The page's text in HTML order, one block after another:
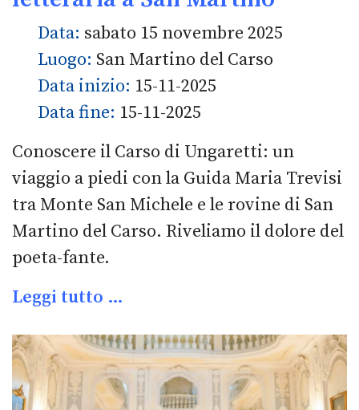
Data: sabato 15 novembre 2025
Luogo: San Martino del Carso
Data inizio: 15-11-2025
Data fine: 15-11-2025
Conoscere il Carso di Ungaretti: un
viaggio a piedi con la Guida Maria Trevisi
tra Monte San Michele e le rovine di San
Martino del Carso. Riveliamo il dolore del
poeta-fante.
Leggi tutto …